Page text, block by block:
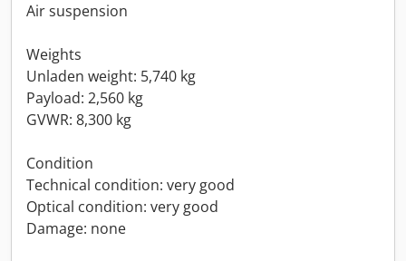
Air suspension
Weights
Unladen weight: 5,740 kg
Payload: 2,560 kg
GVWR: 8,300 kg
Condition
Technical condition: very good
Optical condition: very good
Damage: none